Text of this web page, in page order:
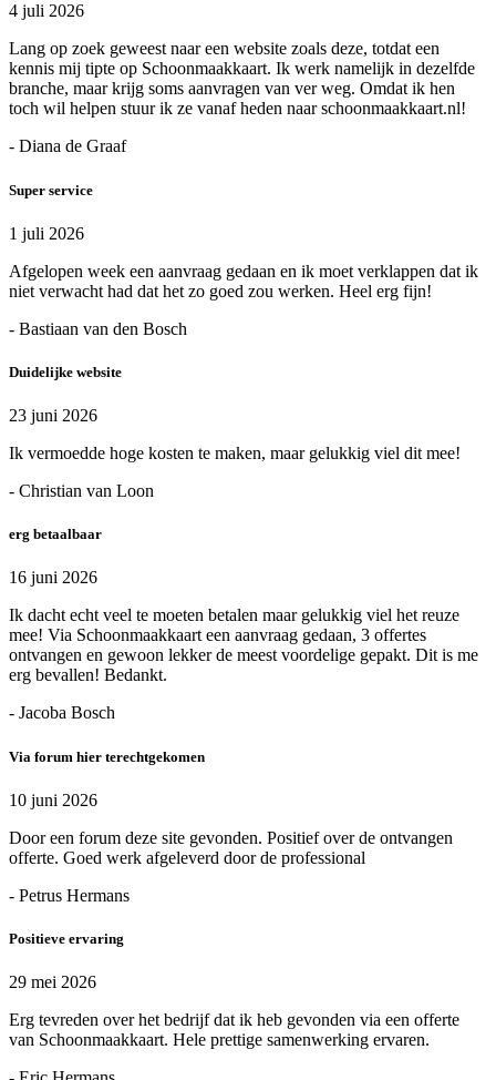
4 juli 2026
Lang op zoek geweest naar een website zoals deze, totdat een
kennis mij tipte op Schoonmaakkaart. Ik werk namelijk in dezelfde
branche, maar krijg soms aanvragen van ver weg. Omdat ik hen
toch wil helpen stuur ik ze vanaf heden naar schoonmaakkaart.nl!
- Diana de Graaf
Super service
1 juli 2026
Afgelopen week een aanvraag gedaan en ik moet verklappen dat ik
niet verwacht had dat het zo goed zou werken. Heel erg fijn!
- Bastiaan van den Bosch
Duidelijke website
23 juni 2026
Ik vermoedde hoge kosten te maken, maar gelukkig viel dit mee!
- Christian van Loon
erg betaalbaar
16 juni 2026
Ik dacht echt veel te moeten betalen maar gelukkig viel het reuze
mee! Via Schoonmaakkaart een aanvraag gedaan, 3 offertes
ontvangen en gewoon lekker de meest voordelige gepakt. Dit is me
erg bevallen! Bedankt.
- Jacoba Bosch
Via forum hier terechtgekomen
10 juni 2026
Door een forum deze site gevonden. Positief over de ontvangen
offerte. Goed werk afgeleverd door de professional
- Petrus Hermans
Positieve ervaring
29 mei 2026
Erg tevreden over het bedrijf dat ik heb gevonden via een offerte
van Schoonmaakkaart. Hele prettige samenwerking ervaren.